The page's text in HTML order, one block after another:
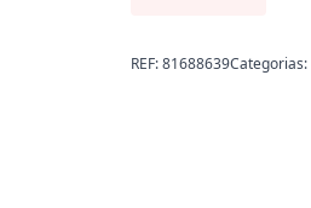
REF:81688639Categorias: